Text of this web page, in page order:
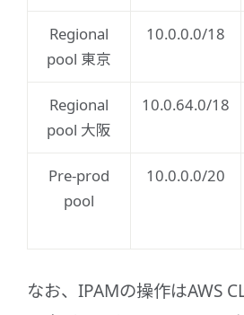
Regional
pool 東京
10.0.0.0/18
Regional
pool 大阪
10.0.64.0/18
Pre-prod
pool
10.0.0.0/20
なお、IPAMの操作はAWS